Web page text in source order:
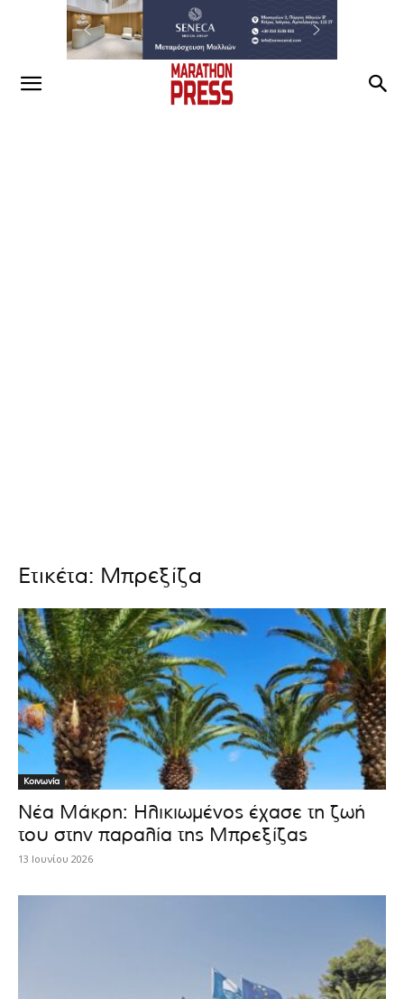
Ετικέτα: Μπρεξίζα
Κοινωνία
Νέα Μάκρη: Ηλικιωμένος έχασε τη ζωή
του στην παραλία της Μπρεξίζας
13 Ιουνίου 2026